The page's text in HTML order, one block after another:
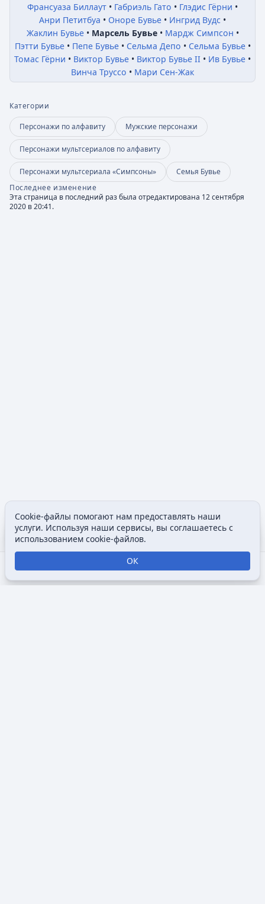
Открыть поиск
Открыть меню
Просмотры
Франсуаза Биллаут
Габриэль Гато
Глэдис Гёрни
Анри Петитбуа
Оноре Бувье
Ингрид Вудс
Жаклин Бувье
Марсель Бувье
Мардж Симпсон
Пэтти Бувье
Пепе Бувье Сельма Депо
Сельма Бувье
Томас Гёрни
Виктор Бувье Виктор Бувье II
Ив Бувье
Винча Труссо
Мари Сен-Жак
Содержание
Категории
Персонажи по алфавиту Мужские персонажи
Персонажи мультсериалов по алфавиту
Персонажи мультсериала «Симпсоны»
Семья Бувье
Последнее изменение
Эта страница в последний раз была отредактирована 12 сентября
2020 в 20:41.
Cookie-файлы помогают нам предоставлять наши
услуги. Используя наши сервисы, вы соглашаетесь с
использованием cookie-файлов.
ОК